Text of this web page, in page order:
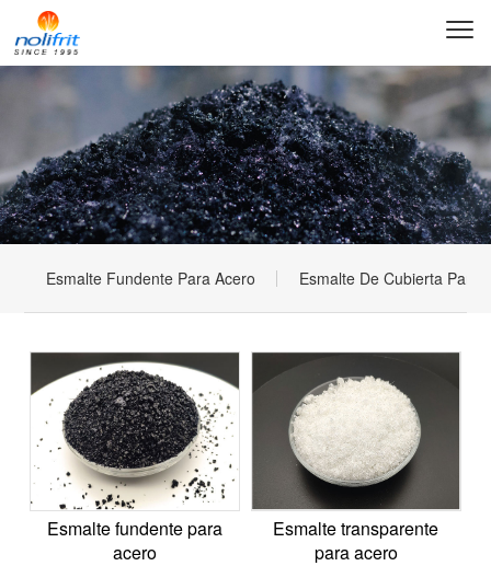
Esmalte Fundente Para Acero Esmalte De Cubierta Para
Esmalte fundente para
acero
Esmalte transparente
para acero